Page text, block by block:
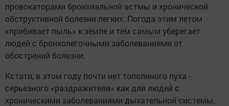
провокаторами бронхиальной астмы и хронической
обструктивной болезни легких. Погода этим летом
«прибивает пыль» к земле и тем самым уберегает
людей с бронхолегочными заболеваниями от
обострений болезни.
Кстати, в этом году почти нет тополиного пуха -
серьезного «раздражителя» как для людей с
хроническими заболеваниями дыхательной системы,